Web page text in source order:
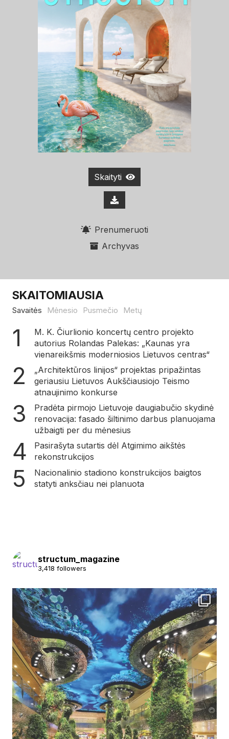
Skaityti
Prenumeruoti
Archyvas
SKAITOMIAUSIA
Savaitės Mėnesio Pusmečio Metų
M. K. Čiurlionio koncertų centro projekto
autorius Rolandas Palekas: „Kaunas yra
vienareikšmis moderniosios Lietuvos centras“
„Architektūros linijos“ projektas pripažintas
geriausiu Lietuvos Aukščiausiojo Teismo
atnaujinimo konkurse
Pradėta pirmojo Lietuvoje daugiabučio skydinė
renovacija: fasado šiltinimo darbus planuojama
užbaigti per du mėnesius
Pasirašyta sutartis dėl Atgimimo aikštės
rekonstrukcijos
Nacionalinio stadiono konstrukcijos baigtos
statyti anksčiau nei planuota
structum_magazine
3,418 followers